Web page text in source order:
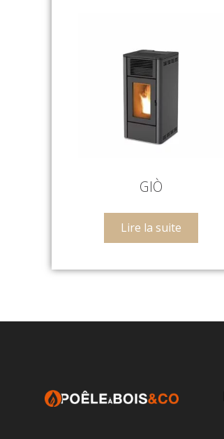
GIÒ
Lire la suite